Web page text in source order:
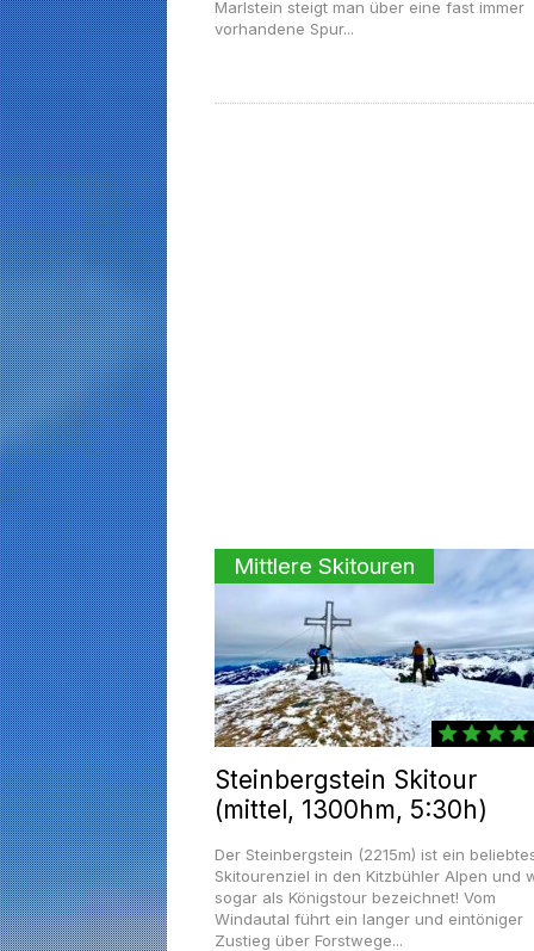
Marlstein steigt man über eine fast immer
vorhandene Spur...
Mittlere Skitouren
Steinbergstein Skitour
(mittel, 1300hm, 5:30h)
Der Steinbergstein (2215m) ist ein
Skitourenziel in den Kitzbühler Alpen und
sogar als Königstour bezeichnet! Vom
Windautal führt ein langer und eintöniger
Zustieg über Forstwege...